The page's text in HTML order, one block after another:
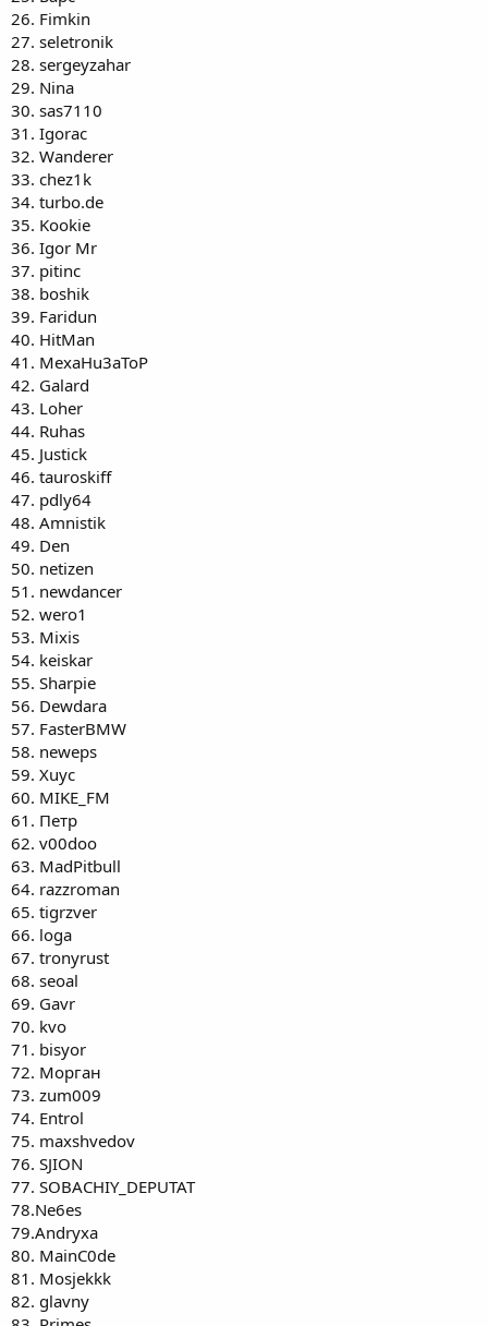
26. Fimkin
27. seletronik
28. sergeyzahar
29. Nina
30. sas7110
31. Igorac
32. Wanderer
33. chez1k
34. turbo.de
35. Kookie
36. Igor Mr
37. pitinc
38. boshik
39. Faridun
40. HitMan
41. MexaHu3aToP
42. Galard
43. Loher
44. Ruhas
45. Justick
46. tauroskiff
47. pdly64
48. Amnistik
49. Den
50. netizen
51. newdancer
52. wero1
53. Mixis
54. keiskar
55. Sharpie
56. Dewdara
57. FasterBMW
58. neweps
59. Хuyc
60. MIKE_FM
61. Петр
62. v00doo
63. MadPitbull
64. razzroman
65. tigrzver
66. loga
67. tronyrust
68. seoal
69. Gavr
70. kvo
71. bisyor
72. Морган
73. zum009
74. Entrol
75. maxshvedov
76. SJION
77. SOBACHIY_DEPUTAT
78.Ne6es
79.Andryxa
80. MainC0de
81. Mosjekkk
82. glavny